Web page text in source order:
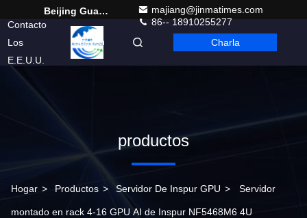
Beijing Guangtian Runze Technology Co., Ltd.
majiang@jinmatimes.com
86-- 18910255277
Contacto
Los
E.E.U.U.
Spanish Charla
productos
Hogar > Productos > Servidor De Inspur GPU > Servidor
montado en rack 4-16 GPU AI de Inspur NF5468M6 4U